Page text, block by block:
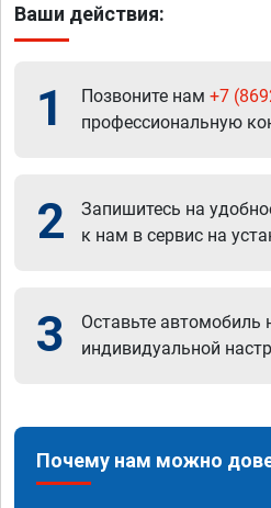
Ваши действия:
1 Позвоните нам +7
профессиональную
2
Запишитесь на
к нам в сервис на
3
Оставьте автомобиль
индивидуальной
Почему нам можно